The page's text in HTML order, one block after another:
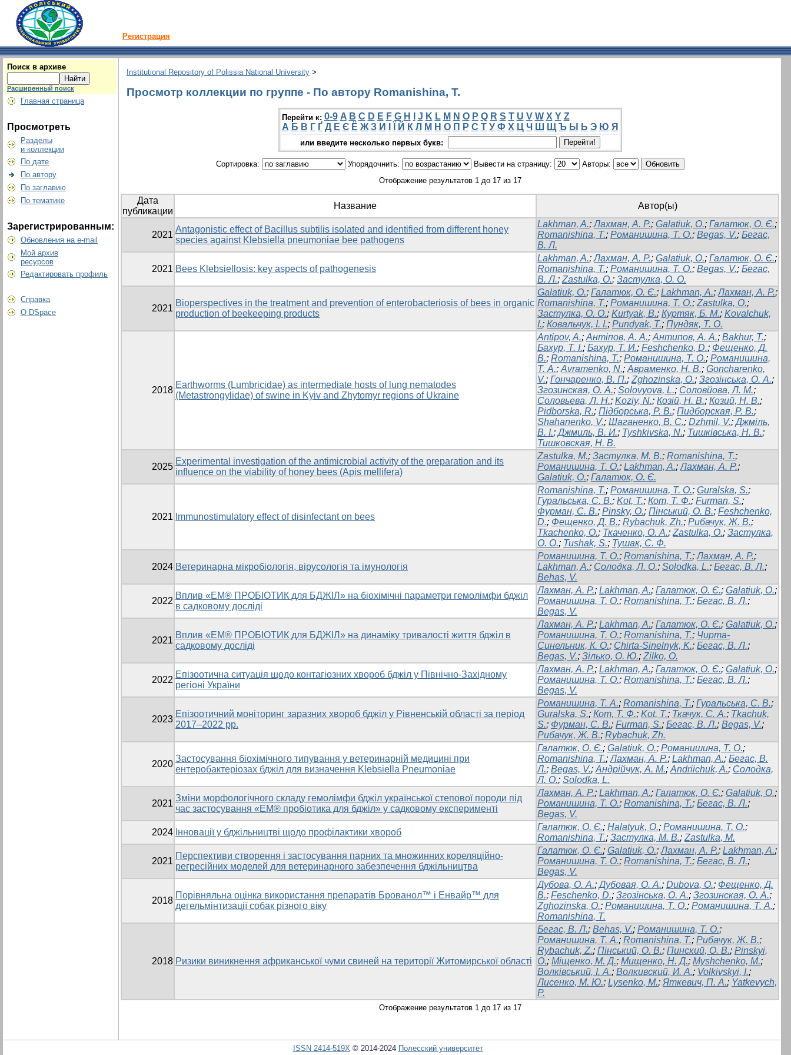
Регистрация
Поиск в архиве
Расширенный поиск
Главная страница
Просмотреть
Разделы
и коллекции
По дате
По автору
По заглавию
По тематике
Зарегистрированным:
Обновления на e-mail
Мой архив
ресурсов
Редактировать профиль
Справка
О DSpace
Institutional Repository of Polissia National University >
Просмотр коллекции по группе - По автору Romanishina, T.
Перейти к: 0-9 A B C D E F G H J K L M N O P Q R S T U V W X Y Z
А Б В Г Ґ Д Е Є Ё Ж З И Й К Л М Н О П Р С Т У Ф Х Ц Ч Ш Щ Ъ Ы Ь Э Ю Я
или введите несколько первых букв:
Сортировка: Упорядочнить: Вывести на страницу:
Авторы:
Отображение результатов 1 до 17 из 17
Дата
публикации
Название Автор(ы)
2021
Antagonistic effect of Bacillus subtilis isolated and identified from different honey
species against Klebsiella pneumoniae bee pathogens
Lakhman, A.;Лахман, А. Р.; Galatiuk, O.; Галатюк, О. Є.;
Romanishina, T.; Романишина, Т. О.; Begas, V.; Бегас,
В. Л.
2021 Bees Klebsiellosis: key aspects of pathogenesis
Lakhman, A.;Лахман, А. Р.; Galatiuk, O.; Галатюк, О. Є.;
Romanishina, T.; Романишина, Т. О.; Begas, V.; Бегас,
В. Л.; Zastulka, O.; Застулка, О. О.
2021
Bioperspectives in the treatment and prevention of enterobacteriosis of bees in organic
production of beekeeping products
Galatiuk, O.; Галатюк, О. Є.; Lakhman, А.;Лахман, А. Р.;
Romanishina, T.; Романишина, Т. О.; Zastulka, О.;
Застулка, О. О.; Kurtyak, B.; Куртяк, Б. М.; Kovalchuk,
I.; Ковальчук, І. І.; Pundyak, Т.; Пундяк, Т. О.
2018
Earthworms (Lumbricidae) as intermediate hosts of lung nematodes
(Metastrongylidae) of swine in Kyiv and Zhytomyr regions of Ukraine
Antipov, A.; Антіпов, А. А.; Антипов, А. А.; Bakhur, T.;
Бахур, Т. І.; Бахур, Т. И.; Feshchenko, D.; Фещенко, Д.
В.; Romanishina, T.; Романишина, Т. О.; Романишина,
Т. А.; Avramenko, N.; Авраменко, Н. В.; Goncharenko,
V.; Гончаренко, В. П.; Zghozinska, O.; Згозінська, О. А.;
Згозинская, О. А.; Solovyova, L.; Соловйова, Л. М.;
Соловьева, Л. Н.; Koziy, N.; Козій, Н. В.; Козий, Н. В.;
Pidborska, R.; Підборська, Р. В.; Пидборская, Р. В.;
Shahanenko, V.; Шаганенко, В. С.; Dzhmil, V.;Джміль,
В. І.;Джмиль, В. И.; Tyshkivska, N.; Тишківська, Н. В.;
Тишковская, Н. В.
2025
Experimental investigation of the antimicrobial activity of the preparation and its
influence on the viability of honey bees (Apis mellifera)
Zastulka, M.; Застулка, М. В.; Romanishina, T.;
Романишина, Т. О.; Lakhman, A.;Лахман, А. Р.;
Galatiuk, O.; Галатюк, О. Є.
2021 Immunostimulatory effect of disinfectant on bees
Romanishina, T.; Романишина, Т. О.; Guralska, S.;
Гуральська, С. В.; Kot, T.; Кот, Т. Ф.; Furman, S.;
Фурман, С. В.; Pinsky, O.; Пінський, О. В.; Feshchenkо,
D.; Фещенко, Д. В.; Rybachuk, Zh.; Рибачук, Ж. В.;
Tkachenko, О.; Ткаченко, О. А.; Zastulka, O.; Застулка,
О. О.; Tushak, S.; Тушак, С. Ф.
2024 Ветеринарна мікробіологія, вірусологія та імунологія
Романишина, Т. О.; Romanishina, T.;Лахман, А. Р.;
Lakhman, A.; Солодка, Л. О.; Solodka, L.; Бегас, В. Л.;
Behas, V.
2022
Вплив «ЕМ® ПРОБІОТИК для БДЖІЛ» на біохімічні параметри гемолімфи бджіл
в садковому досліді
Лахман, А. Р.; Lakhman, A.; Галатюк, О. Є.; Galatiuk, O.;
Романишина, Т. О.; Romanishina, T.; Бегас, В. Л.;
Begas, V.
2021
Вплив «ЕМ® ПРОБІОТИК для БДЖІЛ» на динаміку тривалості життя бджіл в
садковому досліді
Лахман, А. Р.; Lakhman, A.; Галатюк, О. Є.; Galatiuk, O.;
Романишина, Т. О.; Romanishina, T.; Чирта-
Синельник, К. О.; Chirta-Sinelnyk, K.; Бегас, В. Л.;
Begas, V.; Зілько, О. Ю.; Zilko, O.
2022
Епізоотична ситуація щодо контагіозних хвороб бджіл у Північно-Західному
регіоні України
Лахман, А. Р.; Lakhman, A.; Галатюк, О. Є.; Galatiuk, O.;
Романишина, Т. О.; Romanishina, T.; Бегас, В. Л.;
Begas, V.
2023
Епізоотичний моніторинг заразних хвороб бджіл у Рівненській області за період
2017–2022 рр.
Романишина, Т. А.; Romanishina, T.; Гуральська, С. В.;
Guralska, S.; Кот, Т. Ф.; Kot, T.; Ткачук, С. А.; Tkachuk,
S.; Фурман, С. В.; Furman, S.; Бегас, В. Л.; Begas, V.;
Рибачук, Ж. В.; Rybachuk, Zh.
2020
Застосування біохімічного типування у ветеринарній медицині при
ентеробактеріозах бджіл для визначення Klebsiella Pneumoniae
Галатюк, О. Є.; Galatiuk, O.; Романишина, Т. О.;
Romanishina, T.;Лахман, А. Р.; Lakhman, A.; Бегас, В.
Л.; Begas, V.; Андрійчук, А. М.; Andriichuk, A.; Солодка,
Л. О.; Solodka, L.
2021
Зміни морфологічного складу гемолімфи бджіл української степової породи під
час застосування «ЕМ® пробіотика для бджіл» у садковому експерименті
Лахман, А. Р.; Lakhman, A.; Галатюк, О. Є.; Galatiuk, O.;
Романишина, Т. О.; Romanishina, T.; Бегас, В. Л.;
Begas, V.
2024 Інновації у бджільництві щодо профілактики хвороб
Галатюк, О. Є.; Halatyuk, O.; Романишина, Т. О.;
Romanishina, T.; Застулка, М. В.; Zastulka, M.
2021
Перспективи створення і застосування парних та множинних кореляційно-
регресійних моделей для ветеринарного забезпечення бджільництва
Галатюк, О. Є.; Galatiuk, O.;Лахман, А. Р.; Lakhman, A.;
Романишина, Т. О.; Romanishina, T.; Бегас, В. Л.;
Begas, V.
2018
Порівняльна оцінка використання препаратів Брованол™ i Енвайр™ для
дегельмінтизацiї собак різного віку
Дубова, О. А.;Дубовая, О. А.; Dubova, O.; Фещенко, Д.
В.; Feschenko, D.; Згозінська, О. А.; Згозинская, О. А.;
Zghozinska, O.; Романишина, Т. О.; Романишина, Т. А.;
Romanishina, T.
2018 Ризики виникнення африканської чуми свиней на території Житомирської області
Бегас, В. Л.; Behas, V.; Романишина, Т. О.;
Романишина, Т. А.; Romanishina, T.; Рибачук, Ж. В.;
Rybachuk, Z.; Пінський, О. В.; Пинский, О. В.; Pinskyi,
О.; Міщенко, М. Д.; Мищенко, Н. Д.; Myshchenko, М.;
Волківський, І. А.; Волкивский, И. А.; Volkivskyi, I.;
Лисенко, М. Ю.; Lysenko, М.; Яткевич, П. А.; Yatkevych,
P.
Отображение результатов 1 до 17 из 17
ISSN 2414-519X© 2014-2024 Полесский университет